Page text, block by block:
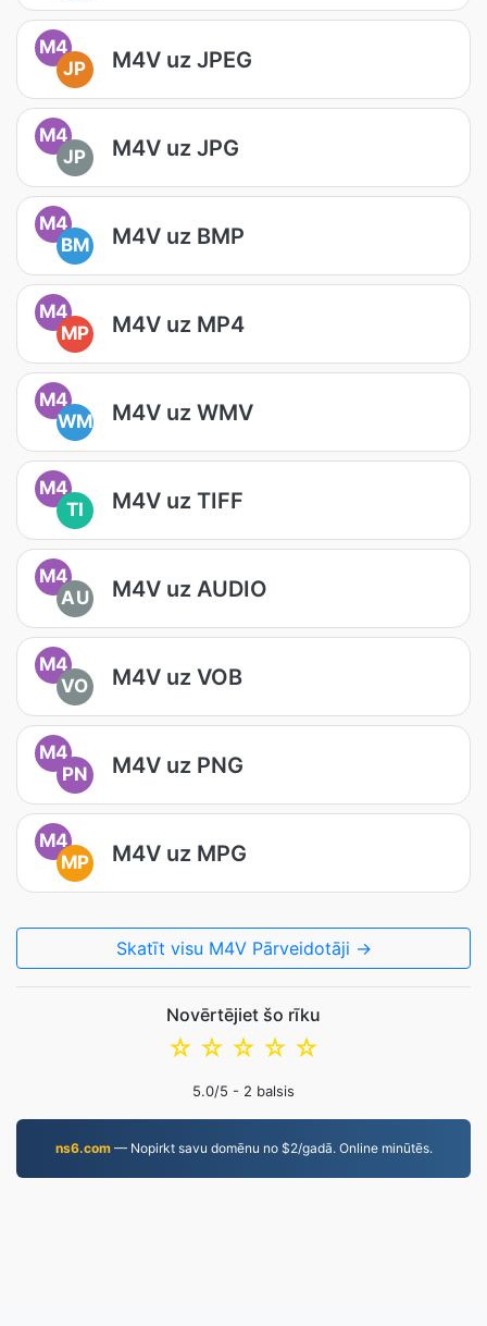
M4
JP
M4V uz JPEG
M4
JP
M4V uz JPG
M4
BM
M4V uz BMP
M4
MP
M4V uz MP4
M4
WM
M4V uz WMV
M4
TI
M4V uz TIFF
M4
AU
M4V uz AUDIO
M4
VO
M4V uz VOB
M4
PN
M4V uz PNG
M4
MP
M4V uz MPG
Skatīt visu M4V Pārveidotāji →
Novērtējiet šo rīku
☆
☆
☆
☆
☆
5.0/5 - 2 balsis
ns6.com— Nopirkt savu domēnu no $2/gadā. Online minūtēs.